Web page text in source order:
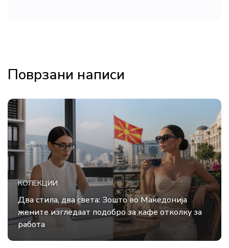
Поврзани написи
КОЛЕКЦИИ
Два стила, два света: Зошто во Македонија
жените изгледаат подобро за кафе отколку за
работа